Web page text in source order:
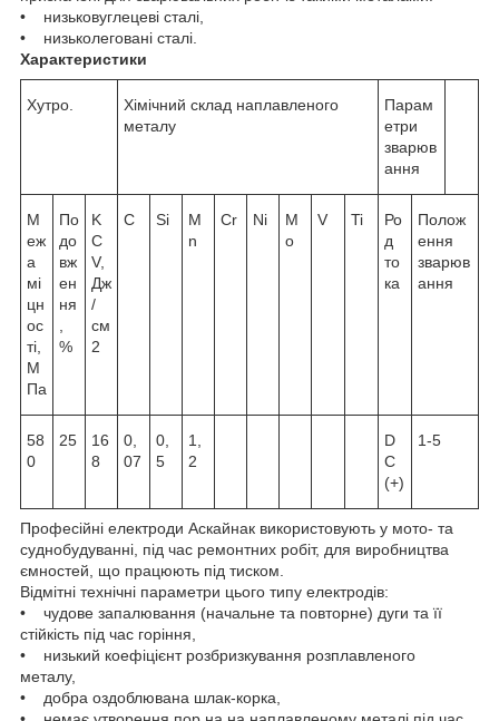
• низьковуглецеві сталі,
• низьколеговані сталі.
Характеристики
Хутро.
Хімічний склад наплавленого
металу
Парам
етри
зварюв
ання
М
еж
а
мі
цн
ос
ті,
М
Па
По
до
вж
ен
ня
%
K
C
V,
Дж
/
см
2
C Si
M
n
Cr Ni
M
o
V Ti
Ро
д
то
ка
Полож
ення
зварюв
ання
58
0
25
16
8
0,
07
0,
5
1,
2
D
C
(+)
1-5
Професійні електроди Аскайнак використовують у мото- та
суднобудуванні, під час ремонтних робіт, для виробництва
ємностей, що працюють під тиском.
Відмітні технічні параметри цього типу електродів:
• чудове запалювання (начальне та повторне) дуги та її
стійкість під час горіння,
• низький коефіцієнт розбризкування розплавленого
металу,
• добра оздоблювана шлак-корка,